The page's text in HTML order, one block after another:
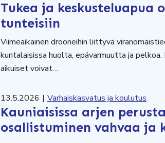
Tukea ja
tunteisiin
Viimeaikainen drooneihin liittyvä
kuntalaisissa huolta, epävarmuutta ja
aikuiset voivat…
13.5.2026 | Varhaiskasvatus ja koulutus
Kauniaisissa arjen
osallistuminen vahvaa ja